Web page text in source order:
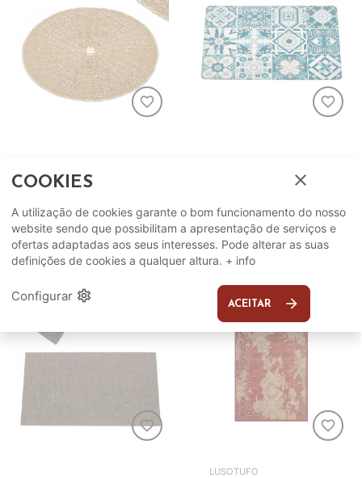
favorite_border
- 56978
5,90€ ADICIONAR
favorite_border
43,5x28,5cm - 56968
2,25€ ADICIONAR
favorite_border favorite_border
LUSOTUFO
COOKIES close
A utilização de cookies garante o bom funcionamento do nosso
website sendo que possibilitam a apresentação de serviços e
ofertas adaptadas aos seus interesses. Pode alterar as suas
definições de cookies a qualquer altura. + info
Configurar settings ACEITAR arrow_forward